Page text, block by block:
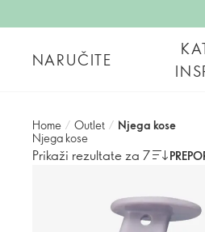
NARUČITE
Home / Outlet / Njega kose
Njega kose
Prikaži rezultate za 7